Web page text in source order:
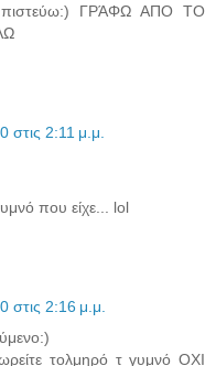
ΓΡΆΦΩ AΠO TO
στις 2:11 μ.μ.
που είχε... lol
στις 2:16 μ.μ.
τολμηρό τ γυμνό OXI